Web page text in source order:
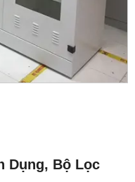
Dụng, Bộ Lọc